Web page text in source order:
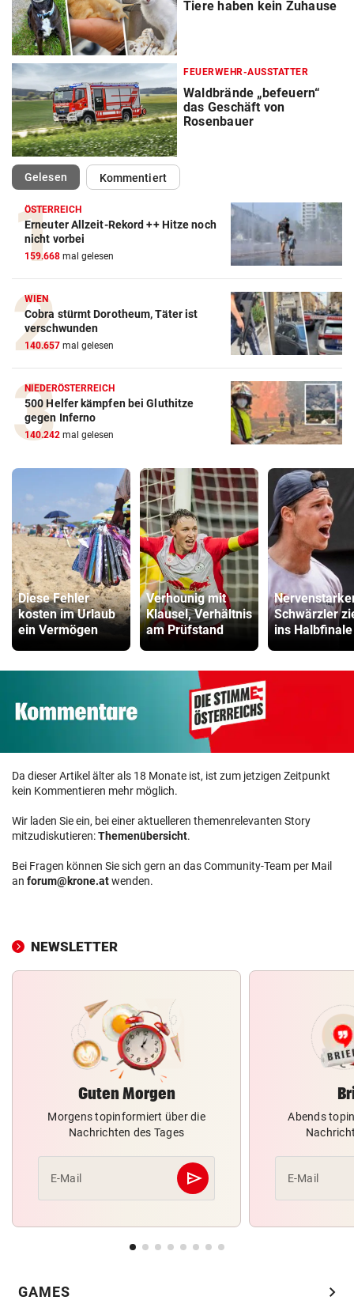
Tiere haben kein Zuhause
FEUERWEHR-AUSSTATTER
Waldbrände „befeuern“
das Geschäft von
Rosenbauer
Gelesen(ausgewählt)Kommentiert
ÖSTERREICH
Erneuter Allzeit-Rekord ++ Hitze noch
nicht vorbei
159.668 mal gelesen
WIEN
Cobra stürmt Dorotheum, Täter ist
verschwunden
140.657 mal gelesen
NIEDERÖSTERREICH
500 Helfer kämpfen bei Gluthitze
gegen Inferno
140.242 mal gelesen
Diese Fehler
kosten im Urlaub
ein Vermögen
Verhounig mit
Klausel, Verhältnis
am Prüfstand
Schwärzler
ins
Da dieser Artikel älter als 18 Monate ist, ist zum jetzigen Zeitpunkt
kein Kommentieren mehr möglich.
Wir laden Sie ein, bei einer aktuelleren themenrelevanten Story
mitzudiskutieren:Themenübersicht.
Bei Fragen können Sie sich gern an das Community-Team per Mail
an forum@krone.atwenden.
NEWSLETTER
Guten Morgen
Morgens topinformiert über die
Nachrichten des Tages
E-Mail send
Abschicken
Abends
E-Mail
GAMES chevron_right